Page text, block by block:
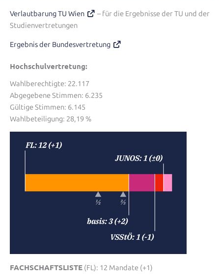
Verlautbarung TU Wien
– für die Ergebnisse der TU und der
Studienvertretungen
Ergebnis der Bundesvertretung
Hochschulvertretung:
Wahlberechtigte: 22.117
Abgegebene Stimmen: 6.235
Gültige Stimmen: 6.145
Wahlbeteiligung: 28,19 %
FACHSCHAFTSLISTE (FL): 12 Mandate (+1)